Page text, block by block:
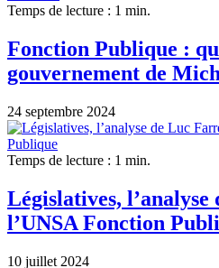
Temps de lecture : 1 min.
Fonction Publique :
gouvernement de
24 septembre 2024
Temps de lecture : 1 min.
Législatives,
l’UNSA Fonction
10 juillet 2024